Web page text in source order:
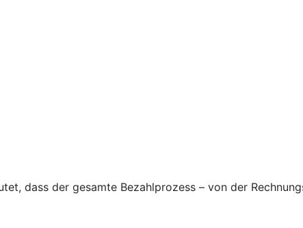
dass der gesamte Bezahlprozess – von der